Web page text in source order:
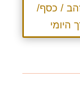
/ כסף/
היומי